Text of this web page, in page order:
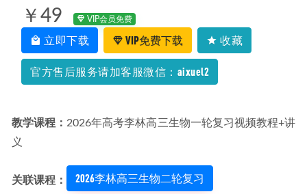
￥49 VIP会员免费
立即下载 VIP免费下载 收藏
官方售后服务请加客服微信：aixuel2
教学课程： 2026年高考李林高三生物一轮复习视频教程+讲
义
关联课程： 2026李林高三生物二轮复习
2022赵礼显高二数学全年班视频教程+讲义（暑/秋/春）
2023-08-02
2025张亚柔高二语文s下学期寒假班 2025-02-02